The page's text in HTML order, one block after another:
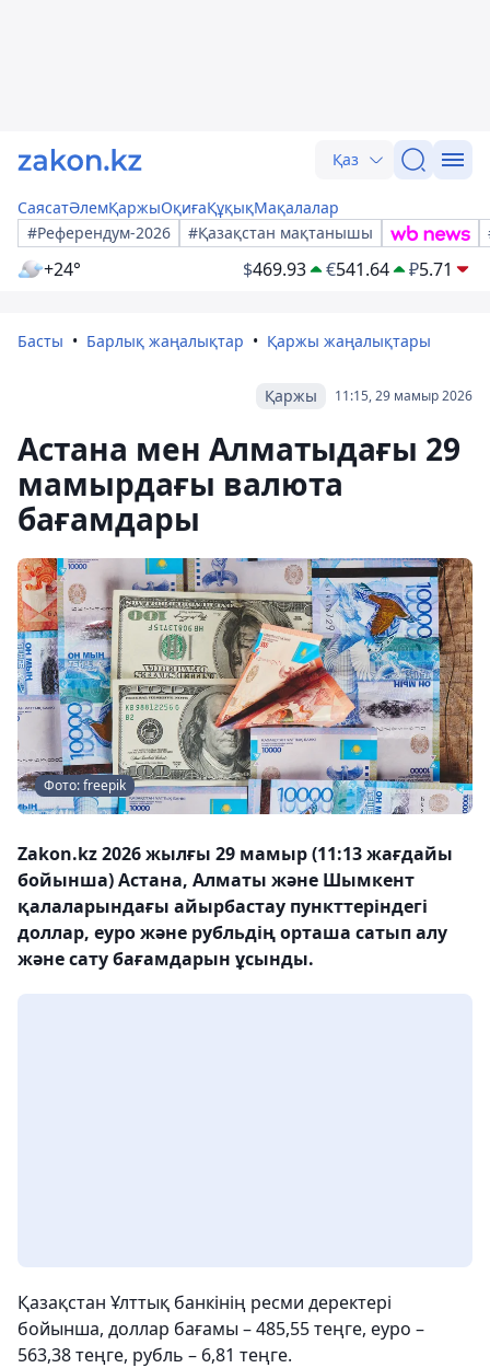
Қаз
СаясатӘлемҚаржыОқиғаҚұқықМақалалар
#Референдум-2026
#Қазақстан мақтанышы
+24° $469.93 €541.64 ₽5.71
Басты Барлық жаңалықтар Қаржы жаңалықтары
11:15, 29 мамыр 2026
Қаржы
Астана мен Алматыдағы 29
мамырдағы валюта
бағамдары
Фото: freepik
Zakon.kz 2026 жылғы 29 мамыр (11:13 жағдайы
бойынша) Астана, Алматы және Шымкент
қалаларындағы айырбастау пункттеріндегі
доллар, еуро және рубльдің орташа сатып алу
және сату бағамдарын ұсынды.
Қазақстан Ұлттық банкінің ресми деректері
бойынша, доллар бағамы – 485,55 теңге, еуро –
563,38 теңге, рубль – 6,81 теңге.